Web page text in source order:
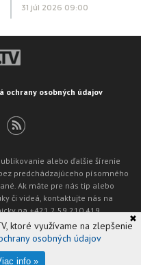
31 júl 2026 09:00
ochrany osobných údajov
alebo ďalšie šírenie
predchádzajúceho písomného
Ak máte pre nás tip alebo
či videá, kontaktujte nás na
na +421 2 59 210 419.
o publikáciách je možné zaslať
zákona č. 265/2022 Z. z.
ktoré využívame na zlepšenie
osobných údajov
info »
✖